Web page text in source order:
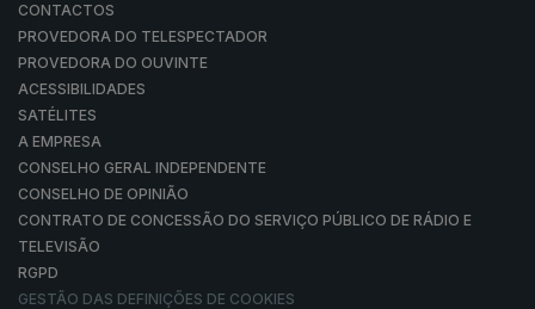
CONTACTOS
PROVEDORA DO TELESPECTADOR
PROVEDORA DO OUVINTE
ACESSIBILIDADES
SATÉLITES
A EMPRESA
CONSELHO GERAL INDEPENDENTE
CONSELHO DE OPINIÃO
CONTRATO DE CONCESSÃO DO SERVIÇO PÚBLICO DE RÁDIO E
TELEVISÃO
RGPD
GESTÃO DAS DEFINIÇÕES DE COOKIES